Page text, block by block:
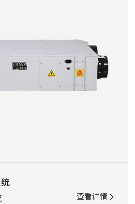
查看详情